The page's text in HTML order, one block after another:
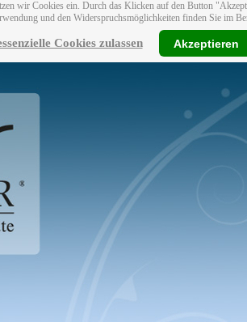
wir Cookies ein. Durch das Klicken auf den Button
und den Widerspruchsmöglichkeiten finden Sie im
Cookies zulassen Akzeptieren